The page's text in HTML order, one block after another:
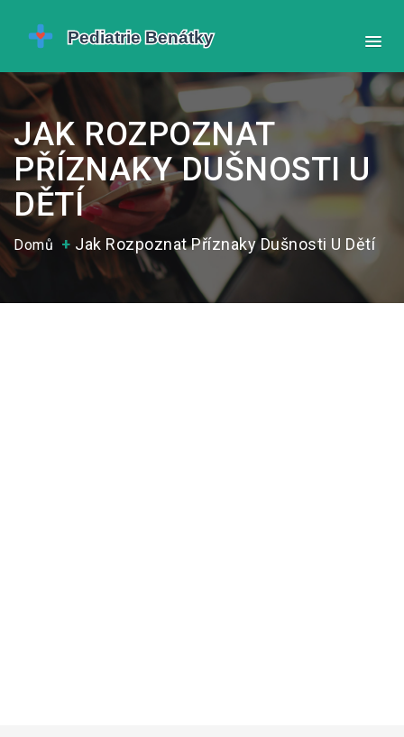
JAK ROZPOZNAT
PŘÍZNAKY DUŠNOSTI U
DĚTÍ
Domů Jak Rozpoznat Příznaky Dušnosti U Dětí